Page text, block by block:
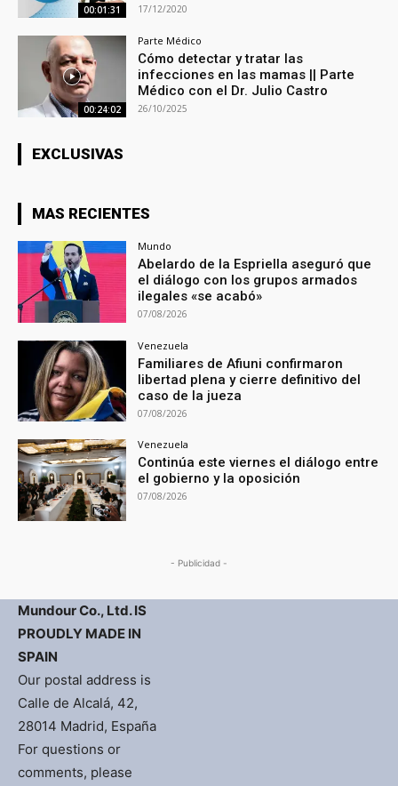
00:01:31 17/12/2020
00:24:02
Parte Médico
Cómo detectar y tratar las
infecciones en las mamas || Parte
Médico con el Dr. Julio Castro
26/10/2025
EXCLUSIVAS
MAS RECIENTES
Mundo
Abelardo de la Espriella aseguró que
el diálogo con los grupos armados
ilegales «se acabó»
07/08/2026
Venezuela
Familiares de Afiuni confirmaron
libertad plena y cierre definitivo del
caso de la jueza
07/08/2026
Venezuela
Continúa este viernes el diálogo entre
el gobierno y la oposición
07/08/2026
- Publicidad -
Mundour Co., Ltd. IS
PROUDLY MADE IN
SPAIN
Our postal address is
Calle de Alcalá, 42,
28014 Madrid, España
For questions or
comments, please